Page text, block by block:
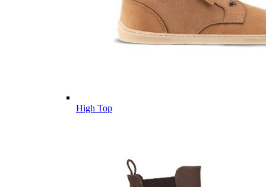
High Top